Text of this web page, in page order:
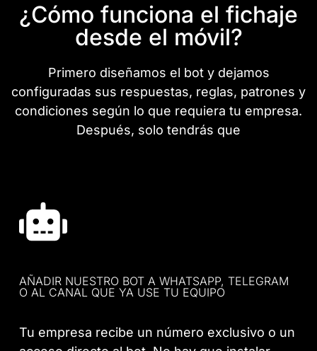
¿Cómo funciona el fichaje
desde el móvil?
Primero diseñamos el bot y dejamos
configuradas sus respuestas, reglas, patrones y
condiciones según lo que requiera tu empresa.
Después, solo tendrás que
AÑADIR NUESTRO BOT A WHATSAPP, TELEGRAM
O AL CANAL QUE YA USE TU EQUIPO
Tu empresa recibe un número exclusivo o un